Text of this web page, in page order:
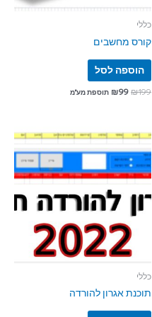
כללי
קורס מחשבים
הוספה לסל
₪199
₪99 תוספת מע"מ
כללי
תוכנת אגרון להורדה